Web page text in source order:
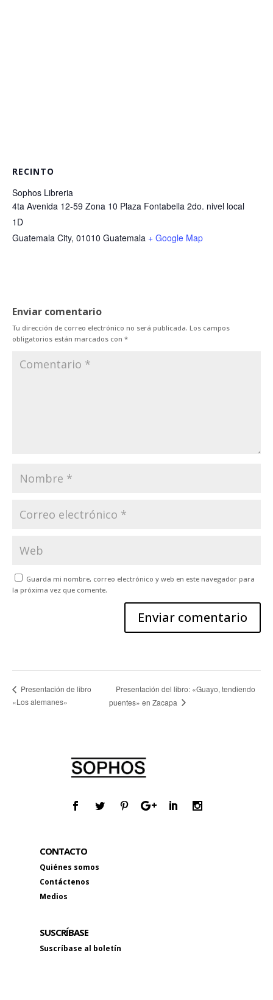
RECINTO
Sophos Libreria
4ta Avenida 12-59 Zona 10 Plaza Fontabella 2do. nivel local
1D
Guatemala City, 01010 Guatemala + Google Map
Enviar comentario
Tu dirección de correo electrónico no será publicada. Los campos
obligatorios están marcados con *
Guarda mi nombre, correo electrónico y web en este navegador para
la próxima vez que comente.
Presentación de libro
«Los alemanes»
Presentación del libro: «Guayo, tendiendo
puentes» en Zacapa
CONTACTO
Quiénes somos
Contáctenos
Medios
SUSCRÍBASE
Suscríbase al boletín